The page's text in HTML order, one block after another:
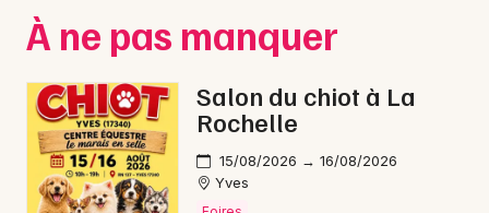
À ne pas manquer
Salon du chiot à La
Rochelle
15/08/2026 → 16/08/2026
Yves